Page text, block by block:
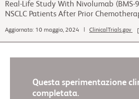
Real-Life Study With Nivolumab
NSCLC Patients After Prior
Aggiornato: 10 maggio, 2024 | ClinicalTrials.gov
Questa sperimentazione
completata.